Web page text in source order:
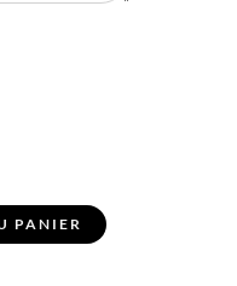
PANIER